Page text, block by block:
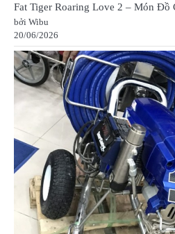
Fat Tiger Roaring Love 2 – Món Đồ
bởi Wibu
20/06/2026